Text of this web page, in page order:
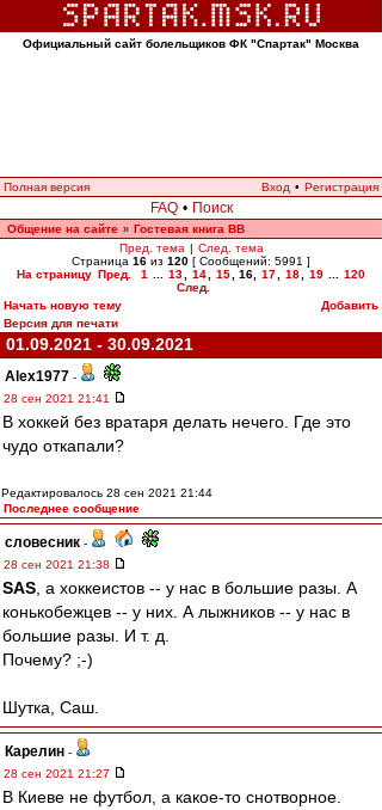
Официальный сайт болельщиков ФК "Спартак" Москва
Полная версия Вход • Регистрация
FAQ • Поиск
Общение на сайте » Гостевая книга ВВ
Пред. тема | След. тема
Страница 16 из 120 [ Сообщений: 5991 ]
На страницу Пред. 1 13 14 15 16 17 18 19
120
След.
Начать новую тему
Добавить
Версия для печати
01.09.2021 - 30.09.2021
Alex1977 -
28 сен 2021 21:41
В хоккей без вратаря делать нечего. Где это
чудо откапали?
Редактировалось 28 сен 2021 21:44
Последнее сообщение
словесник -
28 сен 2021 21:38
SAS , а хоккеистов -- у нас в большие разы. А
конькобежцев -- у них. А лыжников -- у нас в
большие разы. И т. д.
Почему? ;-)
Шутка, Саш.
Карелин -
28 сен 2021 21:27
В Киеве не футбол, а какое-то снотворное.